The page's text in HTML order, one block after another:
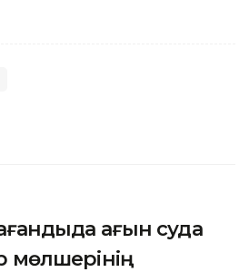
ағын суда
мөлшерінің